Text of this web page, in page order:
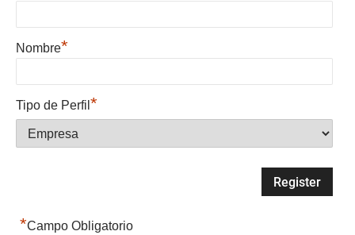
Nombre*
Tipo de Perfil *
*Campo Obligatorio